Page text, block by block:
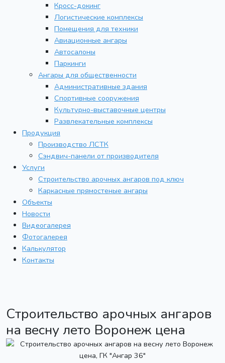
Кросс-докинг
Логистические комплексы
Помещения для техники
Авиационные ангары
Автосалоны
Паркинги
Ангары для общественности
Административные здания
Спортивные сооружения
Культурно-выставочные центры
Развлекательные комплексы
Продукция
Производство ЛСТК
Сэндвич-панели от производителя
Услуги
Строительство арочных ангаров под ключ
Каркасные прямостеные ангары
Объекты
Новости
Видеогалерея
Фотогалерея
Калькулятор
Контакты
Строительство арочных ангаров
на весну лето Воронеж цена